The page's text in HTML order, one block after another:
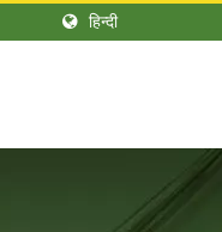
हिन्दी